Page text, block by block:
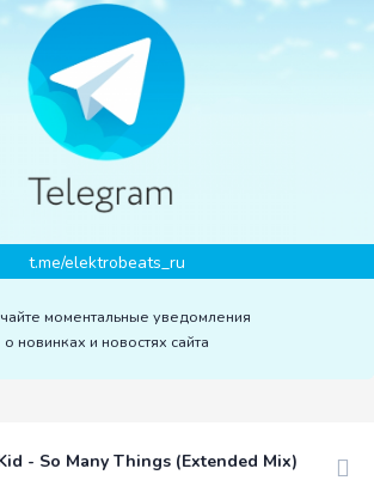
t.me/elektrobeats_ru
моментальные уведомления
о новинках и новостях сайта
- So Many Things (Extended Mix)